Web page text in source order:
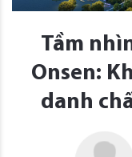
Tầm
Onsen:
danh